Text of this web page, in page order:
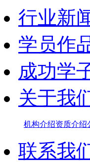
行业新
学员作
成功学
关于我
机构介绍资质介绍
联系我